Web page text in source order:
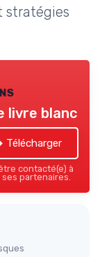
stratégies
livre blanc
Télécharger
contacté(e) à
ses partenaires.